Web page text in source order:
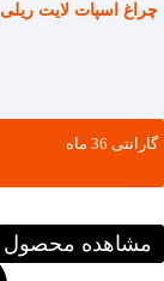
چراغ اسپات لایت ریلی پرو
مشاهده محصول
گارانتی ‌36 ماه